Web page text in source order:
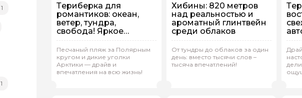
1
1
Териберка для
романтиков: океан,
ветер, тундра,
свобода! Яркое
путешествие на край
земли
Песчаный пляж за Полярным
кругом и дикие уголки
Арктики — драйв и
впечатления на всю жизнь!
Индивидуальная
На машине
Хибины: 820 метров
над реальностью и
ароматный глинтвейн
среди облаков
От тундры до облаков за один
день: вместо тысячи слов –
тысяча впечатлений!
Индивидуальная
На машине